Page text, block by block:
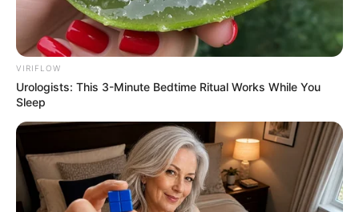
Prefeito reconheceu a eficiência do trabalho das equipes de
PBH anuncia fim do decreto de emergência em razão da
epidemia de dengue
PublicadonoJASB em 13.junho.2024.
VIRIFLOW
Urologists: This 3-Minute Bedtime Ritual Works While You
Sleep